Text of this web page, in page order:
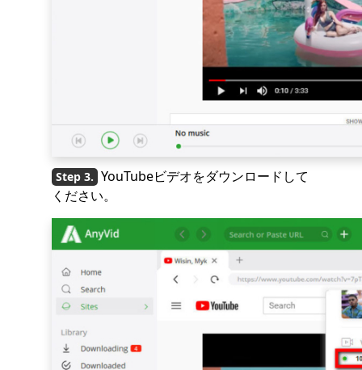
YouTubeビデオをダウンロードして
ください。